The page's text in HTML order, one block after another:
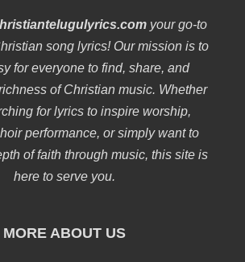
your go-to
song lyrics! Our mission is to
for everyone to find, share, and
of Christian music. Whether
for lyrics to inspire worship,
performance, or simply want to
of faith through music, this site is
here to serve you.
MORE ABOUT US